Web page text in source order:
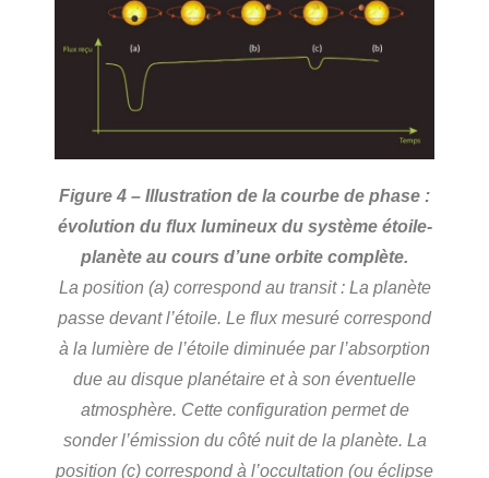
Figure 4 – Illustration de la courbe de phase :
évolution du flux lumineux du système étoile-
planète au cours d’une orbite complète.
La position (a) correspond au transit : La planète
passe devant l’étoile. Le flux mesuré correspond
à la lumière de l’étoile diminuée par l’absorption
due au disque planétaire et à son éventuelle
atmosphère. Cette configuration permet de
sonder l’émission du côté nuit de la planète. La
position (c) correspond à l’occultation (ou éclipse